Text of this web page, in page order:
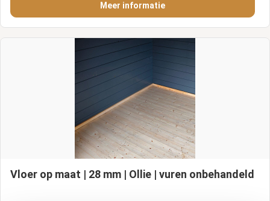
Meer informatie
Vloer op maat | 28 mm | Ollie | vuren onbehandeld